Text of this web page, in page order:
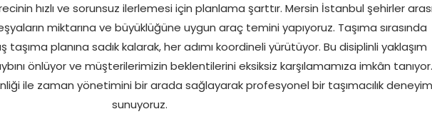
hızlı ve sorunsuz ilerlemesi için planlama şarttır. Mersin İstanbul şehirler arası
miktarına ve büyüklüğüne uygun araç temini yapıyoruz. Taşıma sırasında
taşıma planına sadık kalarak, her adımı koordineli yürütüyor. Bu disiplinli yaklaşım
önlüyor ve müşterilerimizin beklentilerini eksiksiz karşılamamıza imkân tanıyor.
ile zaman yönetimini bir arada sağlayarak profesyonel bir taşımacılık
sunuyoruz.